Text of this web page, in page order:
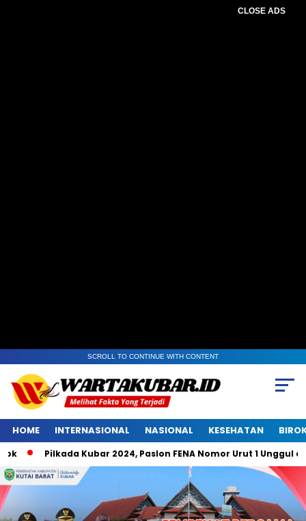
CLOSE ADS
SCROLL TO CONTINUE WITH CONTENT
HOME INTERNASIONAL NASIONAL KESEHATAN
Pilkada Kubar 2024, Paslon FENA Nomor Urut 1 Unggul di